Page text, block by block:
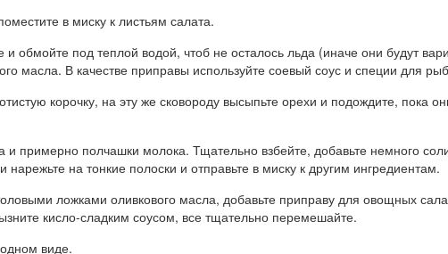
в миску к листьям салата.
и обмойте под теплой водой, чтоб не осталось льда (иначе они будут
масла. В качестве приправы используйте соевый соус и специи для
корочку, на эту же сковороду высыпьте орехи и подождите, пока
примерно полчашки молока. Тщательно взбейте, добавьте немного
нарежьте на тонкие полоски и отправьте в миску к другим ингредиентам.
ложками оливкового масла, добавьте приправу для овощных
кисло-сладким соусом, все тщательно перемешайте.
виде.